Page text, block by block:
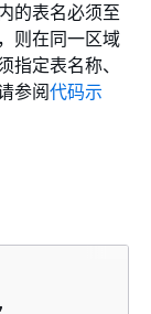
的表名必须至
则在同一区域
指定表名称、
参阅代码示